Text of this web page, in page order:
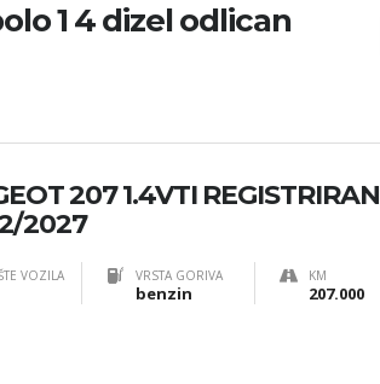
1 4 dizel odlican
207 1.4VTI REGISTRIRAN
2027
VOZILA VRSTA GORIVA
benzin
KM
207.000